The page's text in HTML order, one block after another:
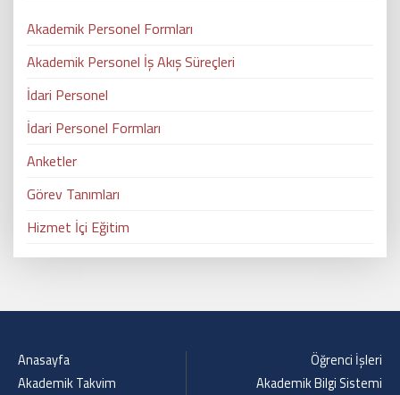
Akademik Personel Formları
Akademik Personel İş Akış Süreçleri
İdari Personel
İdari Personel Formları
Anketler
Görev Tanımları
Hizmet İçi Eğitim
Anasayfa
Akademik Takvim
Öğrenci İşleri
Akademik Bilgi Sistemi